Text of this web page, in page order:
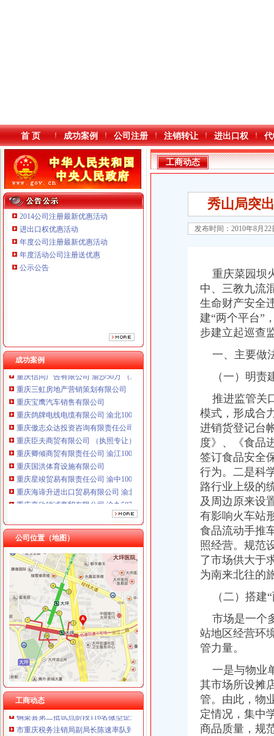
本站导航
首 页 成功案例 公司注册 注销转让 进出口权
2014公司注册最新优惠活动
进出口权优惠活动
年度公司注册最新优惠活动
年度活动公司注册送优惠
公示公告
成功案例
重庆海谛升进出口贸易有限公司 渝北100万 （进出口权）
重庆奕欣锦诚商贸有限公司 渝九50万 （工商注册）
重庆信同广告有限公司 渝沙50万 （工商注册）
重庆三虹房地产营销策划有限公司
重庆宝鹰汽车销售有限公司
重庆鸽牌电线电缆有限公司 渝北10010万 (进出口权)
重庆傲志众达投资咨询有限责任公司 渝九1000万 （增资）
重庆臣夫商贸有限公司 （执照专让）
重庆卿倾商贸有限责任公司 渝江100万 （工商注册）
重庆国洪体育设施有限公司
重庆星竣贸易有限责任公司 渝中100万 （进出口权）
重庆海谛升进出口贸易有限公司 渝北100万 （进出口权）
重庆奕欣锦诚商贸有限公司 渝九50万 （工商注册）
重庆信同广告有限公司 渝沙50万 （工商注册）
重庆三虹房地产营销策划有限公司
重庆宝鹰汽车销售有限公司
公司位置（地图）
工商动态
工商动态
我市重庆分公司注销出台在校大创办微型企业相关办法
市重庆代办公司局副巡视员高印平率队到南川局开展考核考察工作
巫溪局大力推进“品牌富农兴县”重庆税务注销战略
渝北局在网络购物领域查获56万元的重庆公司注销冒侵权商品
北部新区局及时达全市重庆公司注销工商行政管理工作会议精
涪陵局重庆税务注销龙潭所四举措着力破解农村无照经营难题
渝北局重庆营业执照注销创新三大执法机制积查处大案要案
铜梁县第二批试点阶段116名微型企业创业人员通过创业评审
市重庆税务注销局副局长陈速率队到彭水局开展考核考察工作
市重庆分公司注销局机关达学习波局长在创先争优领导小组会议讲话精
工商动态
秀山局突
发布时间：2010年8月
重庆菜园坝
中、三教九流
生命财产安全
建“两个平台”
步建立起巡查
一、主要做
（一）明责
推进监管关
模式，形成合
进销货登记台
度》、《食品
签订食品安全
行为。二是科
路行业上级的
及周边原来设
有影响火车站
食品流动手推
照经营。规范
了市场供大于
为南来北往的
（二）搭建“
市场是一个
站地区经营环
管力量。
一是与物业
其市场所设摊
管。由此，物
定情况，集中
商品质量，规